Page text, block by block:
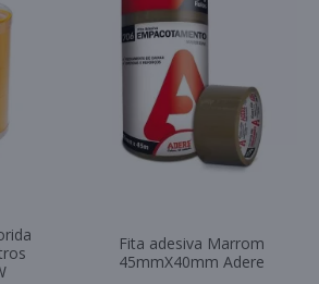
Fita adesiva Marrom
45mmX40mm Adere